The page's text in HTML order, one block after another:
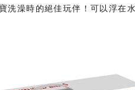
洗澡時的絕佳玩伴！可以浮在